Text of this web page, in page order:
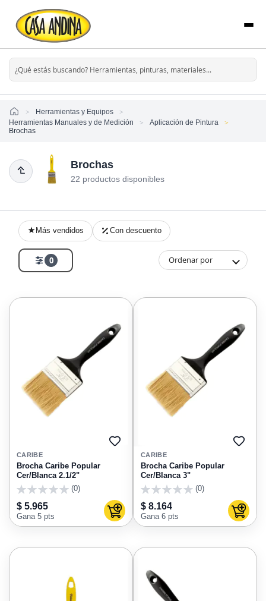
HomeHerramientas y Equipos
Herramientas Manuales y de Medición
Aplicación de Pintura
Brochas
Brochas
22 productos disponibles
Más vendidos Con descuento
0 Ordenar por
AGREGAR
FAVORITOS
CARIBE
Brocha Caribe Popular
Cer/Blanca 2.1/2"
(0)
$ 5.965
Gana 5 pts Agregar al carrito
CARIBE
Brocha Caribe Popular
Cer/Blanca 3"
(0)
$ 8.164
Gana 6 pts